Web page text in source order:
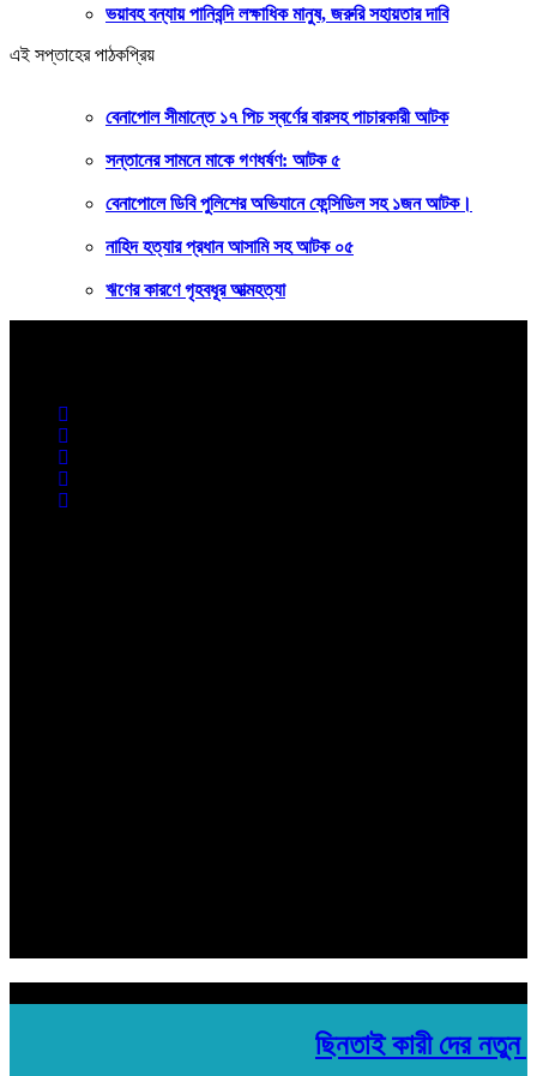
ভয়াবহ বন্যায় পানিবন্দি লক্ষাধিক মানুষ, জরুরি সহায়তার দাবি
এই সপ্তাহের পাঠকপ্রিয়
বেনাপোল সীমান্তে ১৭ পিচ স্বর্ণের বারসহ পাচারকারী আটক
সন্তানের সামনে মাকে গণধর্ষণ: আটক ৫
বেনাপোলে ডিবি পুলিশের অভিযানে ফেন্সিডিল সহ ১জন আটক।
নাহিদ হত্যার প্রধান আসামি সহ আটক ০৫
ঋণের কারণে গৃহবধূর আত্মহত্যা
ছিনতাই কারী দের নতুন